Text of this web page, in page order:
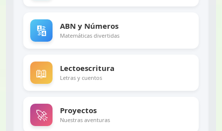
🔢 ABN y Números
Matemáticas divertidas
📖 Lectoescritura
Letras y cuentos
🚀 Proyectos
Nuestras aventuras